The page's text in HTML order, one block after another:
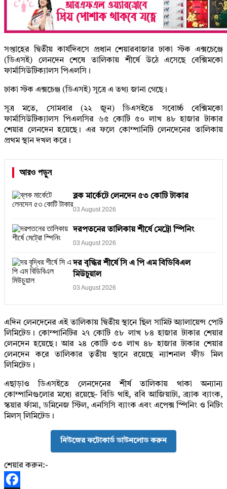
সপ্তাহের দ্বিতীয় কার্যদিবসে প্রধান শেয়ারবাজার ঢাকা স্টক এক্সচেঞ্জে
(ডিএসই) লেনদেন শেষে তালিকায় শীর্ষে উঠে এসেছে বেক্সিমকো
ফার্মাসিউটিক্যালস পিএলসি।
ঢাকা স্টক এক্সচেঞ্জ (ডিএসই) সূত্রে এ তথ্য জানা গেছে।
সূত্র মতে, সোমবার (২২ জুন) ডিএসইতে সবোর্চ্চ বেক্সিমকো
ফার্মাসিউটিক্যালস পিএলসির ৬৫ কোটি ৫০ লাখ ৪৮ হাজার টাকার
শেয়ার লেনদেন হয়েছে। এর ফলে কোম্পানিটি লেনদেনের তালিকায়
প্রথম স্থান দখল করে।
আরও পড়ুন
ব্লক মার্কেটে লেনদেন ৫৩ কোটি টাকার
03 August 2026
দরপতনের তালিকায় শীর্ষে মেট্রো স্পিনিং
03 August 2026
দর বৃদ্ধির শীর্ষে সি এ পি এম বিডিবিএল
মিউচুয়াল
03 August 2026
এদিন লেনদেনের এই তালিকায় দ্বিতীয় স্থানে ছিল সামিট অ্যালায়েন্স পোর্ট
লিমিটেড। কোম্পানিটির ২৭ কোটি ৫৮ লাখ ৮৪ হাজার টাকার শেয়ার
লেনদেন হয়েছে। আর ২৪ কোটি ৩৩ লাখ ৪৮ হাজার টাকার শেয়ার
লেনদেন করে তালিকার তৃতীয় স্থানে রয়েছে ন্যাশনাল ফীড মিল
লিমিটেড।
এছাড়াও ডিএসইতে লেনদেনের শীর্ষ তালিকায় থাকা অন্যান্য
কোম্পানিগুলোর মধ্যে রয়েছে- বিডি থাই, রবি আজিয়াটা, ব্র্যাক ব্যাংক,
স্কয়ার র্ফামা, ডমিনেজ স্টিল, এনসিসি ব্যাংক এবং এপেক্স স্পিনিং ও নিটিং
মিলস্‌ লিমিটেড।
নিউজের ফটোকার্ড ডাউনলোড করুন
শেয়ার করুন:-